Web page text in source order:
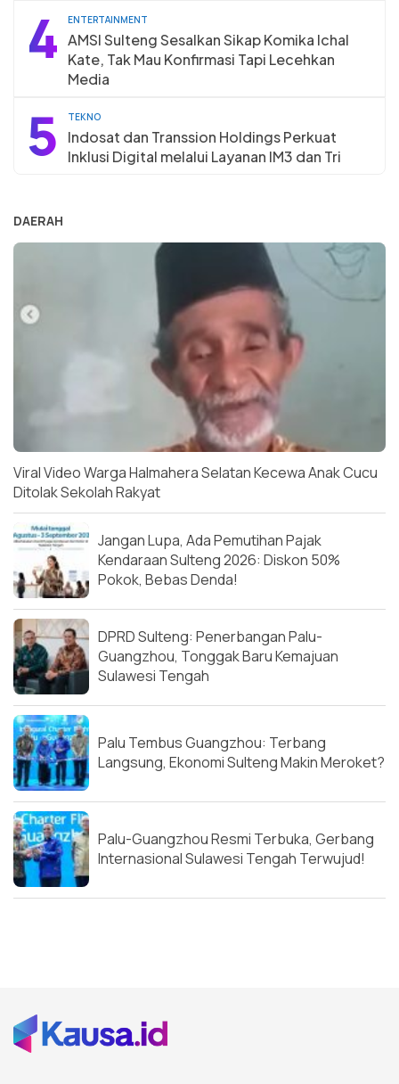
4 ENTERTAINMENT
AMSI Sulteng Sesalkan Sikap Komika Ichal
Kate, Tak Mau Konfirmasi Tapi Lecehkan
Media
5 TEKNO
Indosat dan Transsion Holdings Perkuat
Inklusi Digital melalui Layanan IM3 dan Tri
DAERAH
Viral Video Warga Halmahera Selatan Kecewa Anak Cucu
Ditolak Sekolah Rakyat
Jangan Lupa, Ada Pemutihan Pajak
Kendaraan Sulteng 2026: Diskon 50%
Pokok, Bebas Denda!
DPRD Sulteng: Penerbangan Palu-
Guangzhou, Tonggak Baru Kemajuan
Sulawesi Tengah
Palu Tembus Guangzhou: Terbang
Langsung, Ekonomi Sulteng Makin Meroket?
Palu-Guangzhou Resmi Terbuka, Gerbang
Internasional Sulawesi Tengah Terwujud!